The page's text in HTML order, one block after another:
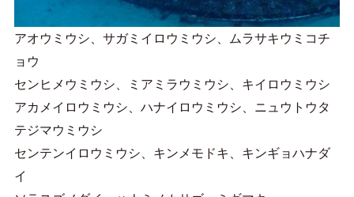
アオウミウシ、サガミイロウミウシ、ムラサキウミコチ
ョウ
センヒメウミウシ、ミアミラウミウシ、キイロウミウシ
アカメイロウミウシ、ハナイロウミウシ、ニュウトウタ
テジマウミウシ
センテンイロウミウシ、キンメモドキ、キンギョハナダ
イ